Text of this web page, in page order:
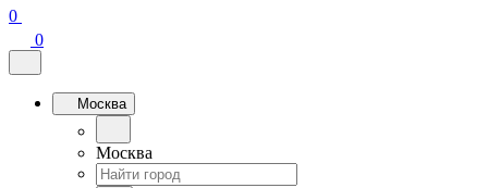
0
0
Москва
Москва